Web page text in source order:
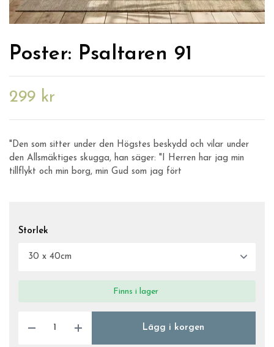
Poster: Psaltaren 91
299 kr
"Den som sitter under den Högstes beskydd och vilar under
den Allsmäktiges skugga, han säger: "I Herren har jag min
tillflykt och min borg, min Gud som jag fört
Storlek
Finns i lager
Lägg i korgen